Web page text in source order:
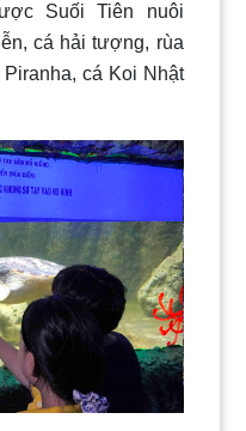
Suối Tiên nuôi
cá hải tượng, rùa
cá Koi Nhật